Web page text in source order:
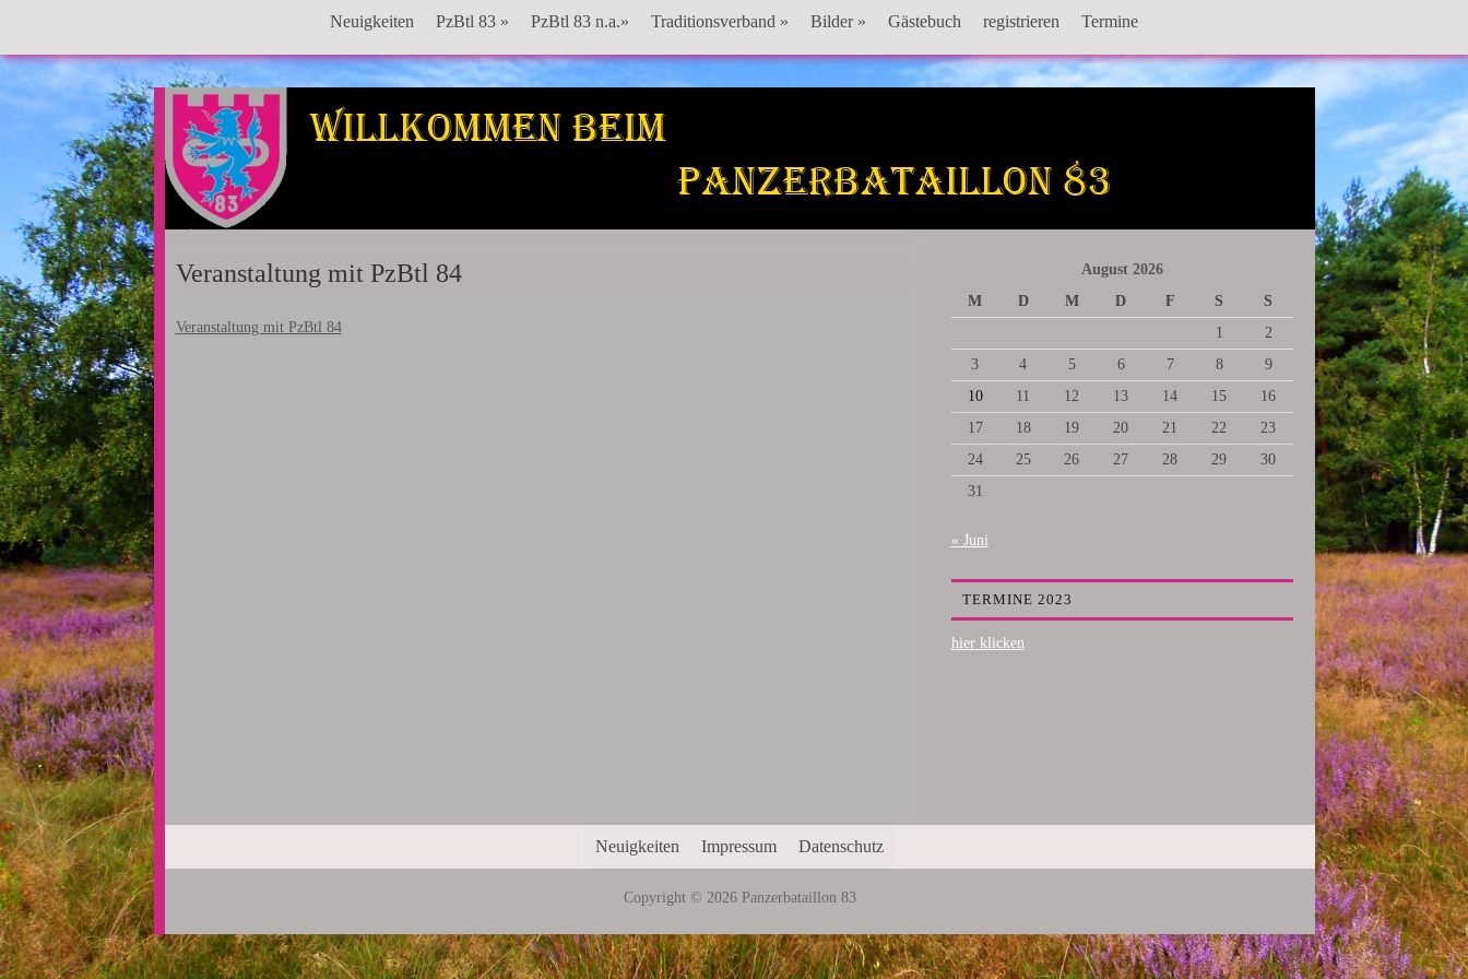
Neuigkeiten PzBtl 83 » PzBtl 83 n.a.» Traditionsverband » Bilder » Gästebuch registrieren Termine
Panzerbataillon 83
Veranstaltung mit PzBtl 84
Veranstaltung mit PzBtl 84
August 2026
M
D M D F S
S
1
2
3
4 5 6 7 8
9
10
11 12 13 14 15
16
17
18 19 20 21 22
23
24
25 26 27 28 29
30
31
« Juni
TERMINE 2023
hier klicken
Neuigkeiten Impressum Datenschutz
Copyright © 2026 Panzerbataillon 83